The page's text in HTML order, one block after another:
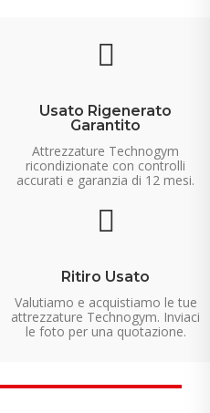
Usato Rigenerato
Garantito
Attrezzature Technogym
ricondizionate con controlli
accurati e garanzia di 12 mesi.
Ritiro Usato
Valutiamo e acquistiamo le tue
attrezzature Technogym. Inviaci
le foto per una quotazione.